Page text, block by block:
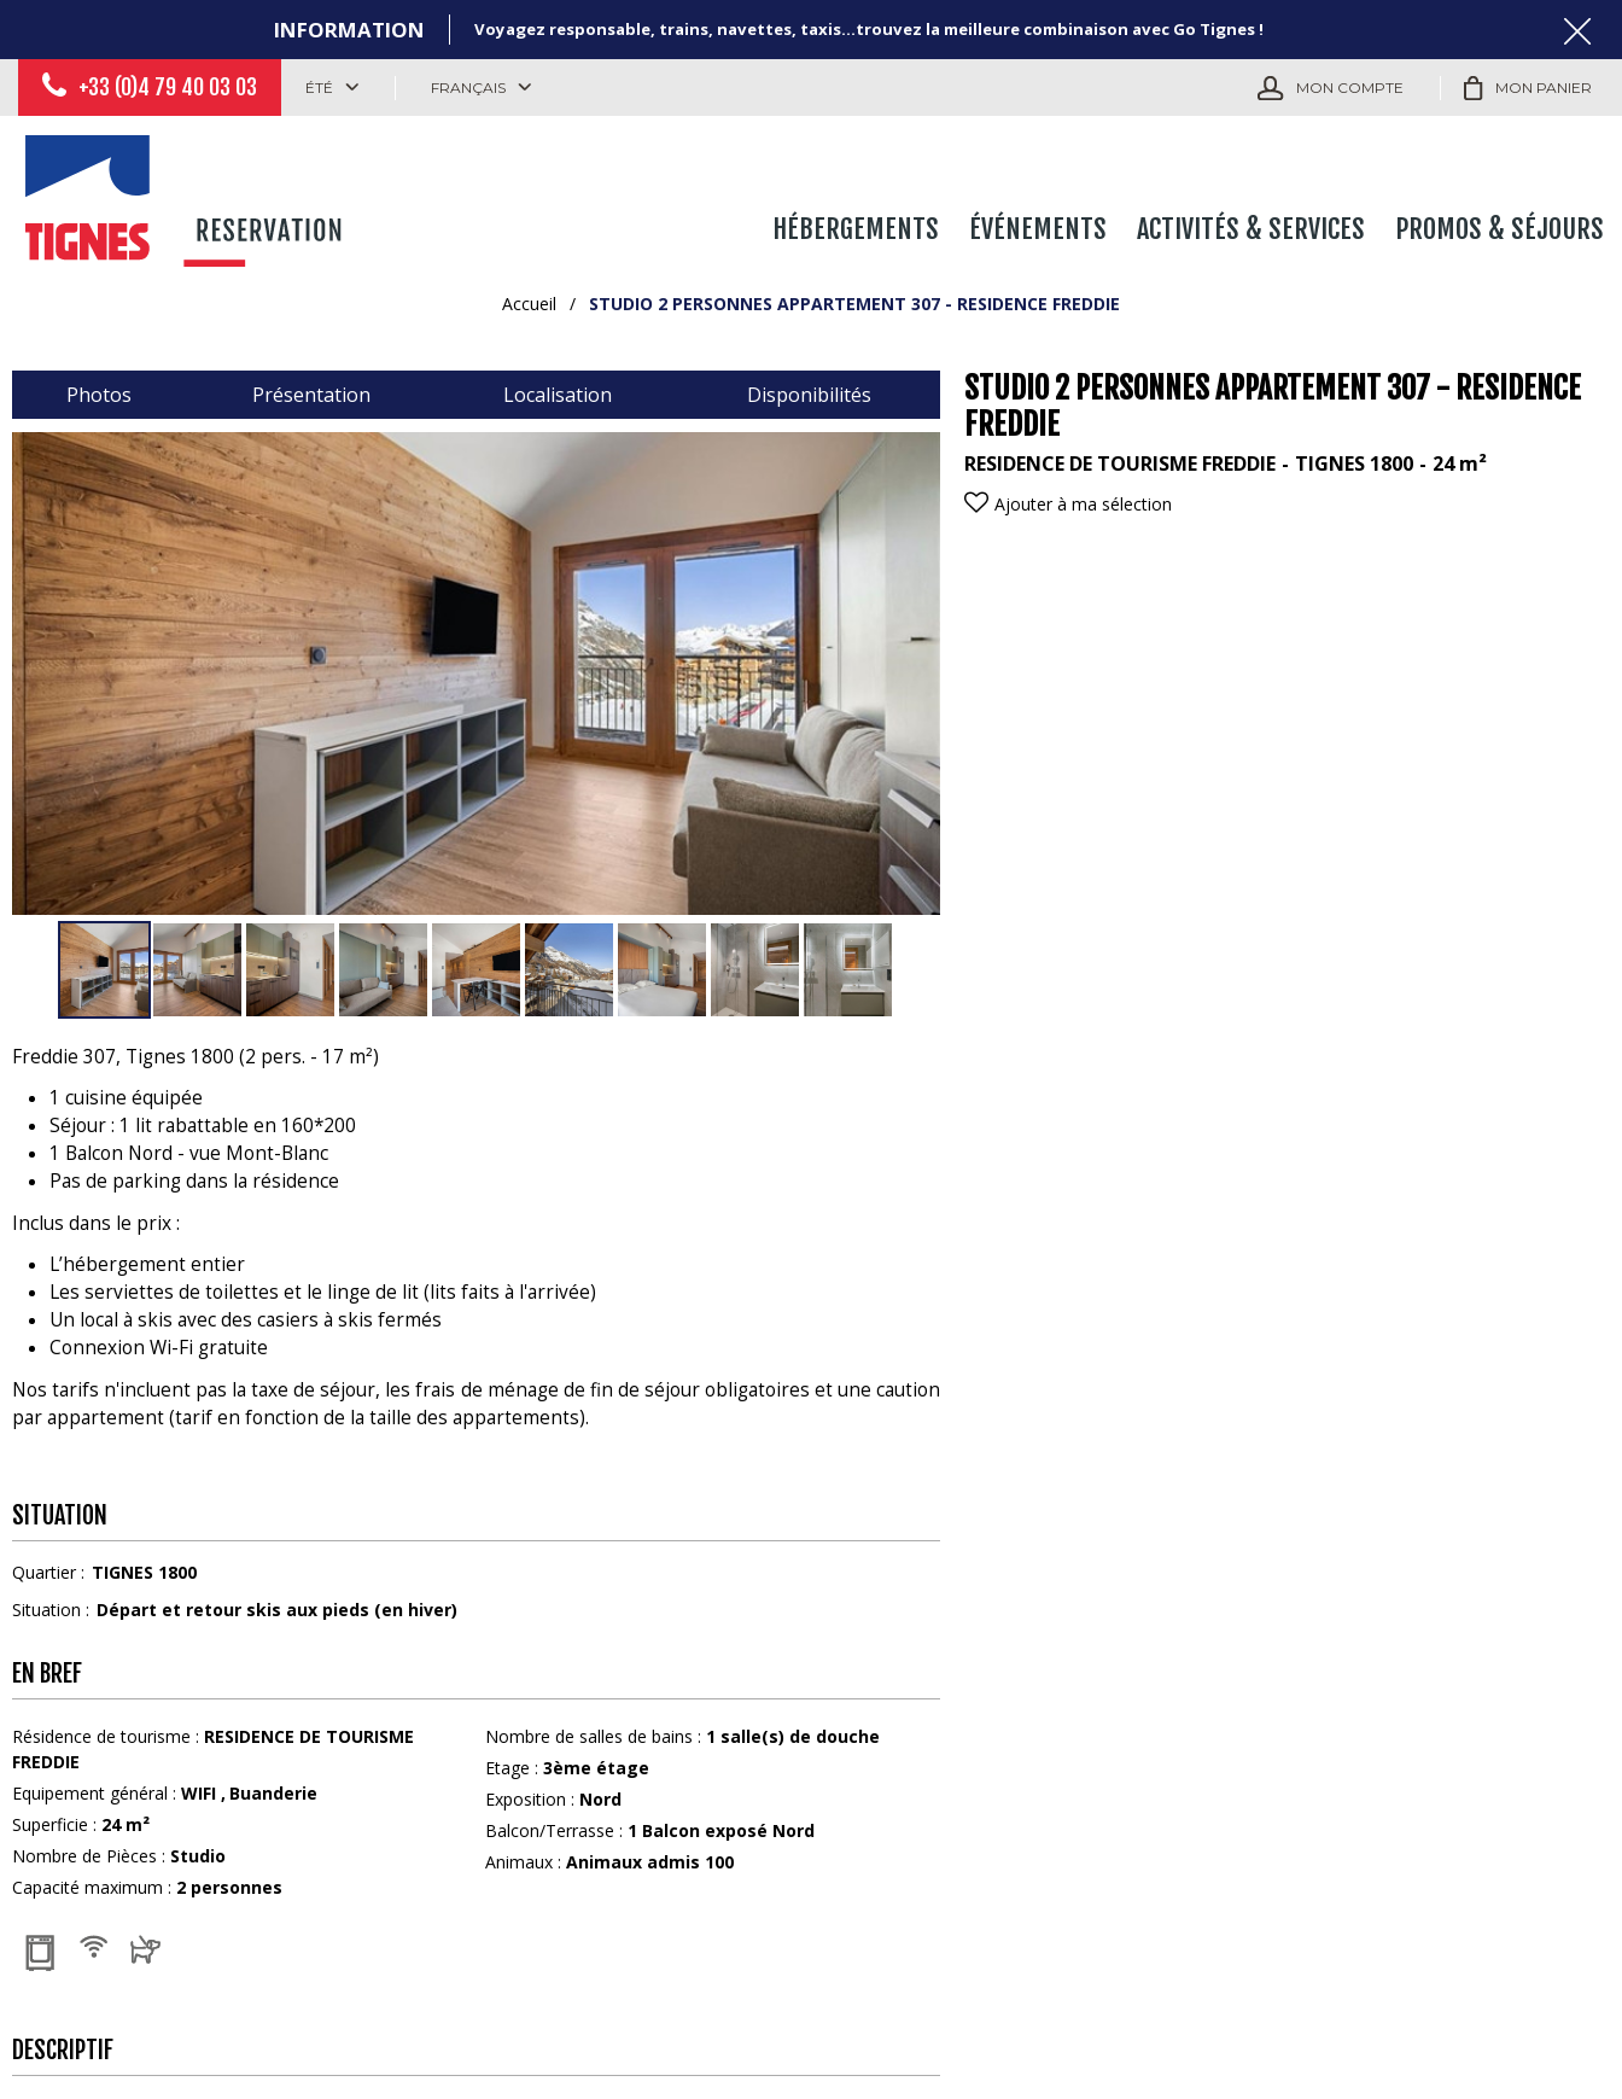
INFORMATION Voyagez responsable, trains, navettes, taxis...trouvez la meilleure combinaison avec Go Tignes !
+33 (0)4 79 40 03 03 ÉTÉ FRANÇAIS MON COMPTE MON PANIER
HÉBERGEMENTS ÉVÉNEMENTS ACTIVITÉS & SERVICES PROMOS & SÉJOURS
Accueil / STUDIO 2 PERSONNES APPARTEMENT 307 - RESIDENCE FREDDIE
Photos Présentation Localisation Disponibilités
STUDIO 2 PERSONNES APPARTEMENT 307 - RESIDENCE
FREDDIE
RESIDENCE DE TOURISME FREDDIE TIGNES 1800 24 m²
Ajouter à ma sélection
Freddie 307, Tignes 1800 (2 pers. - 17 m²)
1 cuisine équipée
Séjour : 1 lit rabattable en 160*200
1 Balcon Nord - vue Mont-Blanc
Pas de parking dans la résidence
Inclus dans le prix :
L’hébergement entier
Les serviettes de toilettes et le linge de lit (lits faits à l'arrivée)
Un local à skis avec des casiers à skis fermés
Connexion Wi-Fi gratuite
Nos tarifs n'incluent pas la taxe de séjour, les frais de ménage de fin de séjour obligatoires et une caution
par appartement (tarif en fonction de la taille des appartements).
SITUATION
Quartier : TIGNES 1800
Situation : Départ et retour skis aux pieds (en hiver)
EN BREF
Résidence de tourisme : RESIDENCE DE TOURISME
FREDDIE
Equipement général : WIFI
Buanderie
Superficie : 24 m²
Nombre de Pièces : Studio
Capacité maximum : 2 personnes
Nombre de salles de bains : 1 salle(s) de douche
Etage : 3ème étage
Exposition : Nord
Balcon/Terrasse : 1 Balcon exposé Nord
Animaux : Animaux admis 100
DESCRIPTIF